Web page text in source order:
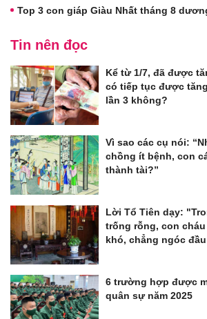
Top 3 con giáp Giàu Nhất tháng 8
Tin nên đọc
Kể từ 1/7, đã được
có tiếp tục được
lần 3 không?
Vì sao các cụ nói:
chồng ít bệnh, con
thành tài?”
Lời Tổ Tiên dạy:
trống rỗng, con
khó, chẳng ngóc
6 trường hợp được
quân sự năm 2025